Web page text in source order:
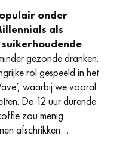
onder
als
gezonde dranken.
rol gespeeld in het
waarbij we vooral
De 12 uur durende
zou menig
afschrikken…